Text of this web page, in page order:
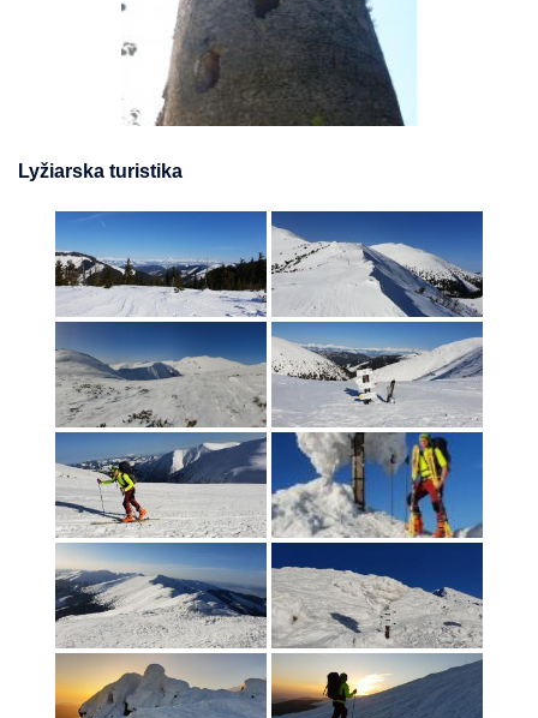
Lyžiarska turistika